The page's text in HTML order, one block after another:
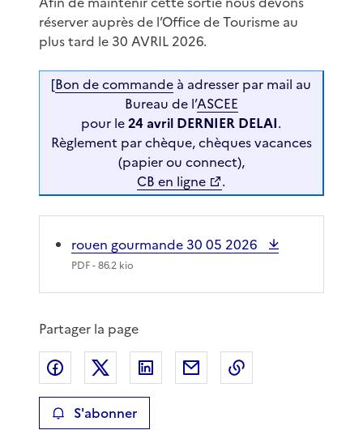
réserver auprès de l’Office de Tourisme au
plus tard le 30 AVRIL 2026.
[Bon de commande à adresser par mail au
Bureau de l’ASCEE
pour le24 avril DERNIER DELAI.
Règlement par chèque, chèques vacances
(papier ou connect),
CB en ligne
.
rouen gourmande 30 05 2026
PDF- 86.2 kio
Partager la page
Partager sur Facebook
Partager sur XPartager sur LinkedIn
Partager par email
S'abonner